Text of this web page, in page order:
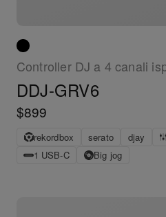
Controller DJ a 4 canali
DDJ-GRV6
$899
rekordbox serato djay
1 USB-C
Big jog